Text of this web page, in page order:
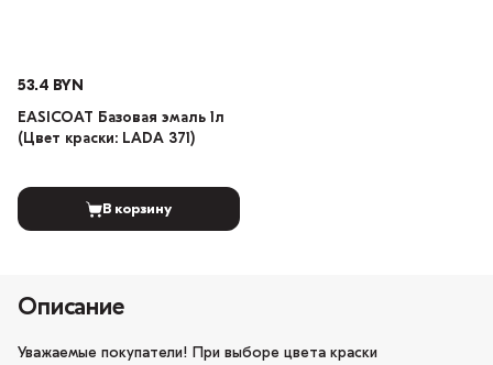
53.4 BYN
EASICOAT Базовая эмаль 1л
(Цвет краски: LADA 371)
В корзину
Описание
Уважаемые покупатели! При выборе цвета краски